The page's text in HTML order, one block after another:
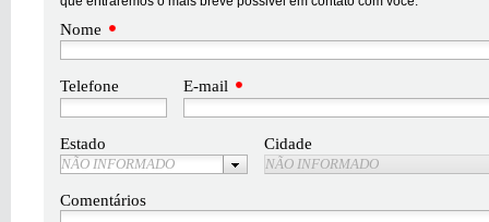
Nome
Telefone E-mail
Estado
NÃO INFORMADO
Cidade
NÃO INFORMADO
Comentários